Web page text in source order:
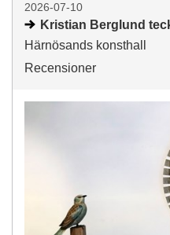
2026-07-10
Kristian Berglund
Härnösands konsthall
Recensioner